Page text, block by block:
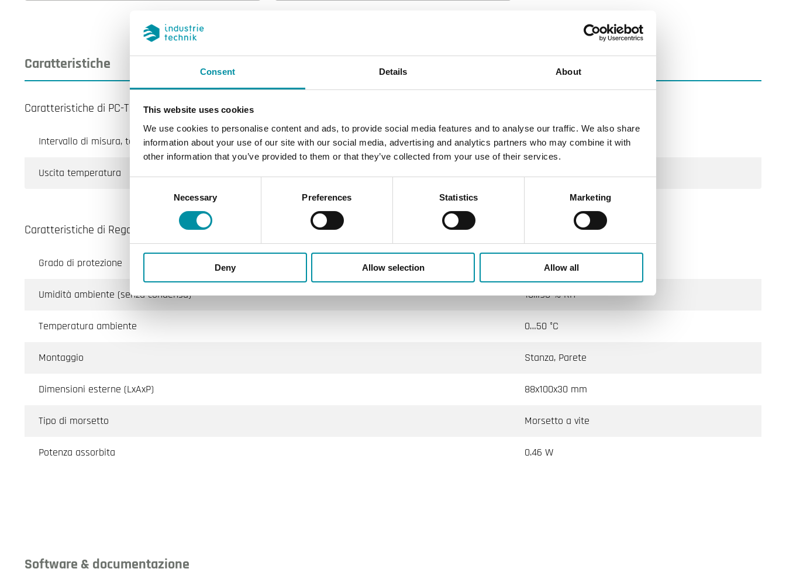
Consent Details About
This website uses cookies
We use cookies to personalise content and ads, to provide social media features and to analyse our traffic. We also share
information about your use of our site with our social media, advertising and analytics partners who may combine it with
other information that you’ve provided to them or that they’ve collected from your use of their services.
Necessary Preferences Statistics Marketing
Deny Allow selection Allow all
Caratteristiche
Caratteristiche di PC-T
Intervallo di misura, temp 0…50 °C
Uscita temperatura
Caratteristiche di Regolatori ambiente di temperatura, umidità, CO2 e controllo universale
Grado di protezione
Umidità ambiente (senza condensa) 10…90 % RH
Temperatura ambiente 0…50 °C
Montaggio Stanza, Parete
Dimensioni esterne (LxAxP) 88x100x30 mm
Tipo di morsetto Morsetto a vite
Potenza assorbita 0.46 W
Software & documentazione